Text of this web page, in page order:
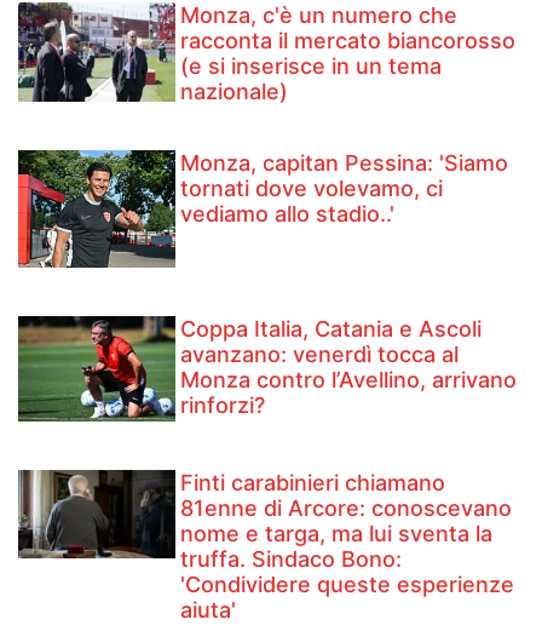
Monza, c'è un numero che
racconta il mercato biancorosso
(e si inserisce in un tema
nazionale)
Monza, capitan Pessina: 'Siamo
tornati dove volevamo, ci
vediamo allo stadio..'
Coppa Italia, Catania e Ascoli
avanzano: venerdì tocca al
Monza contro l’Avellino, arrivano
rinforzi?
Finti carabinieri chiamano
81enne di Arcore: conoscevano
nome e targa, ma lui sventa la
truffa. Sindaco Bono:
'Condividere queste esperienze
aiuta'